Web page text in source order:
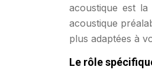
acoustique est
acoustique
plus adaptées à
Le rôle